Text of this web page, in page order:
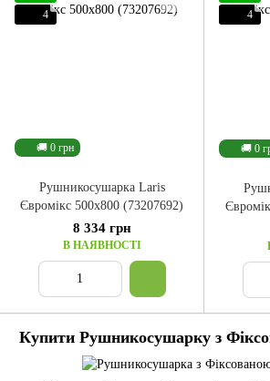
🚚 0 грн
4
Рушникосушарка Laris
Євромікс 500x800 (73207692)
8 334 грн
В НАЯВНОСТІ
🚚 0
4
Купити Рушникосушарку з